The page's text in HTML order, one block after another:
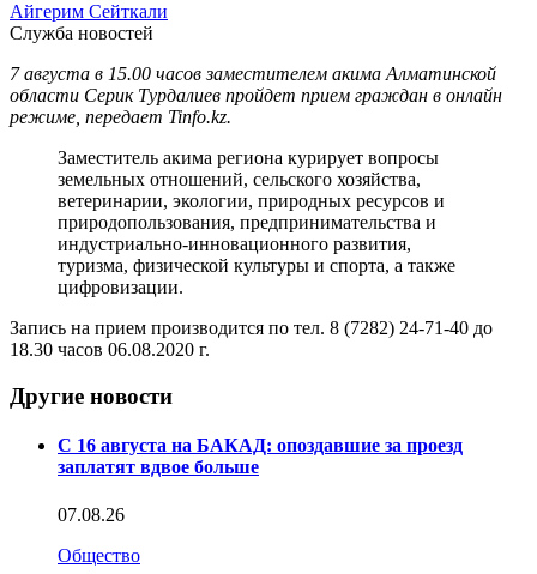
Айгерим Сейткали
Служба новостей
7 августа в 15.00 часов заместителем акима Алматинской
области Серик Турдалиев пройдет прием граждан в онлайн
режиме, передает Tinfo.kz.
Заместитель акима региона курирует вопросы
земельных отношений, сельского хозяйства,
ветеринарии, экологии, природных ресурсов и
природопользования, предпринимательства и
индустриально-инновационного развития,
туризма, физической культуры и спорта, а также
цифровизации.
Запись на прием производится по тел. 8 (7282) 24-71-40 до
18.30 часов 06.08.2020 г.
Другие новости
С 16 августа на БАКАД: опоздавшие за проезд
заплатят вдвое больше
07.08.26
Общество